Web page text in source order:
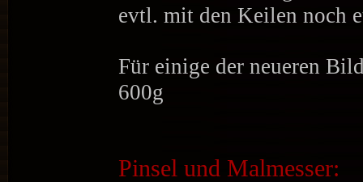
evtl. mit den Keilen noch
Für einige der neueren
600g
Pinsel und Malmesser: